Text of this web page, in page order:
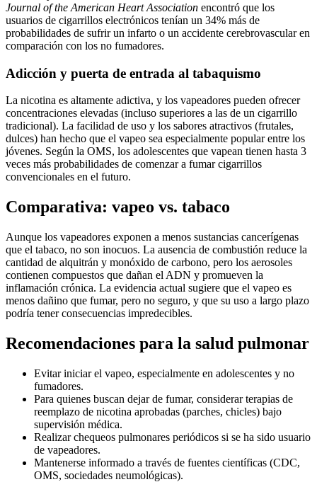
Journal of the American Heart Association encontró que los
usuarios de cigarrillos electrónicos tenían un 34% más de
probabilidades de sufrir un infarto o un accidente cerebrovascular en
comparación con los no fumadores.
Adicción y puerta de entrada al tabaquismo
La nicotina es altamente adictiva, y los vapeadores pueden ofrecer
concentraciones elevadas (incluso superiores a las de un cigarrillo
tradicional). La facilidad de uso y los sabores atractivos (frutales,
dulces) han hecho que el vapeo sea especialmente popular entre los
jóvenes. Según la OMS, los adolescentes que vapean tienen hasta 3
veces más probabilidades de comenzar a fumar cigarrillos
convencionales en el futuro.
Comparativa: vapeo vs. tabaco
Aunque los vapeadores exponen a menos sustancias cancerígenas
que el tabaco, no son inocuos. La ausencia de combustión reduce la
cantidad de alquitrán y monóxido de carbono, pero los aerosoles
contienen compuestos que dañan el ADN y promueven la
inflamación crónica. La evidencia actual sugiere que el vapeo es
menos dañino que fumar, pero no seguro, y que su uso a largo plazo
podría tener consecuencias impredecibles.
Recomendaciones para la salud pulmonar
Evitar iniciar el vapeo, especialmente en adolescentes y no
fumadores.
Para quienes buscan dejar de fumar, considerar terapias de
reemplazo de nicotina aprobadas (parches, chicles) bajo
supervisión médica.
Realizar chequeos pulmonares periódicos si se ha sido usuario
de vapeadores.
Mantenerse informado a través de fuentes científicas (CDC,
OMS, sociedades neumológicas).